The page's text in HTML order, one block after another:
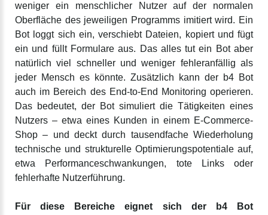
weniger ein menschlicher Nutzer auf der normalen
Oberfläche des jeweiligen Programms imitiert wird. Ein
Bot loggt sich ein, verschiebt Dateien, kopiert und fügt
ein und füllt Formulare aus. Das alles tut ein Bot aber
natürlich viel schneller und weniger fehleranfällig als
jeder Mensch es könnte. Zusätzlich kann der b4 Bot
auch im Bereich des End-to-End Monitoring operieren.
Das bedeutet, der Bot simuliert die Tätigkeiten eines
Nutzers – etwa eines Kunden in einem E-Commerce-
Shop – und deckt durch tausendfache Wiederholung
technische und strukturelle Optimierungspotentiale auf,
etwa
Performanceschwankungen, tote Links oder
fehlerhafte Nutzerführung.
Für diese Bereiche eignet sich der b4 Bot